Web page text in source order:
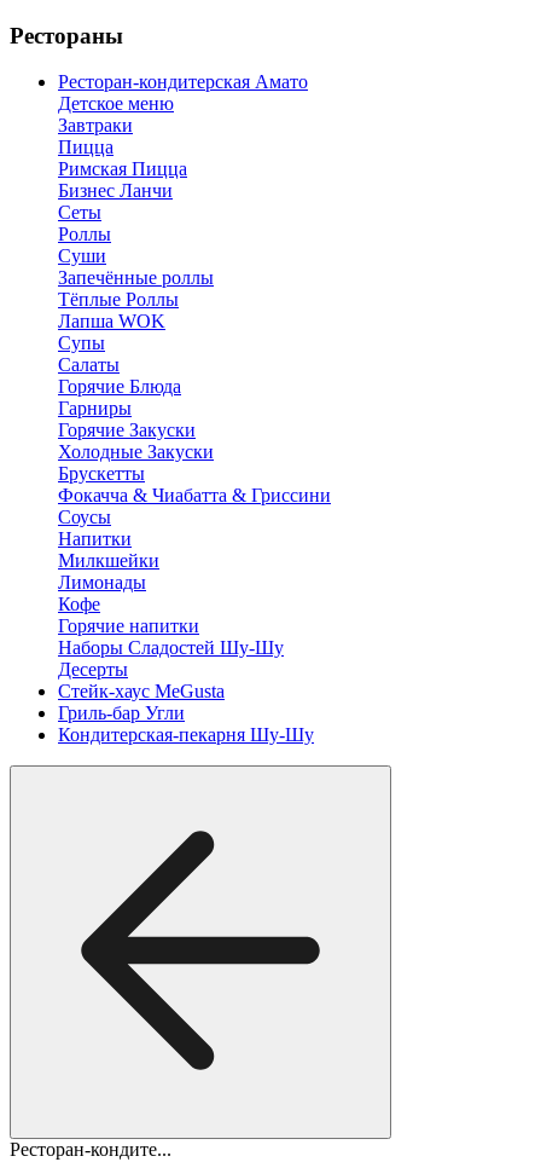
Рестораны
Ресторан-кондитерская Амато
Детское меню
Завтраки
Пицца
Римская Пицца
Бизнес Ланчи
Сеты
Роллы
Суши
Запечённые роллы
Тёплые Роллы
Лапша WOK
Супы
Салаты
Горячие Блюда
Гарниры
Горячие Закуски
Холодные Закуски
Брускетты
Фокачча & Чиабатта & Гриссини
Соусы
Напитки
Милкшейки
Лимонады
Кофе
Горячие напитки
Наборы Сладостей Шу-Шу
Десерты
Стейк-хаус MeGusta
Гриль-бар Угли
Кондитерская-пекарня Шу-Шу
Ресторан-кондите...